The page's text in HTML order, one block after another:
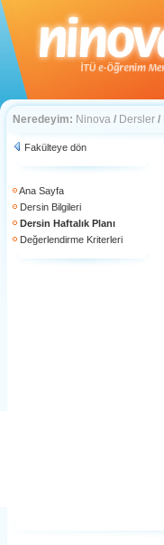
Neredeyim: Ninova / Dersler /
Fakülteye dön
Ana Sayfa
Dersin Bilgileri
Dersin Haftalık Planı
Değerlendirme Kriterleri